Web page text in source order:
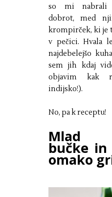
so mi nabrali
dobrot, med
krompirček, ki je
v pečici. Hvala
najdebelejšo
sem jih kdaj
objavim kak
indijsko!).
No, pa k receptu!
Mlad
bučke
omako